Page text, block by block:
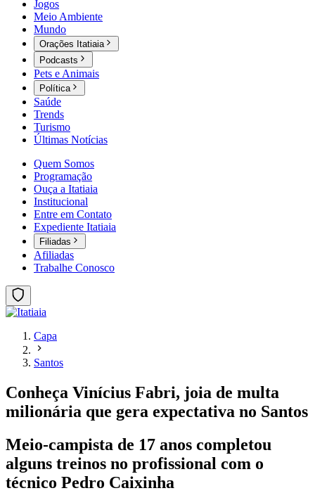
Jogos
Meio Ambiente
Mundo
Orações Itatiaia
Podcasts
Pets e Animais
Política
Saúde
Trends
Turismo
Últimas Notícias
Quem Somos
Programação
Ouça a Itatiaia
Institucional
Entre em Contato
Expediente Itatiaia
Filiadas
Afiliadas
Trabalhe Conosco
Capa
Santos
Conheça Vinícius Fabri, joia de multa
milionária que gera expectativa no Santos
Meio-campista de 17 anos completou
alguns treinos no profissional com o
técnico Pedro Caixinha